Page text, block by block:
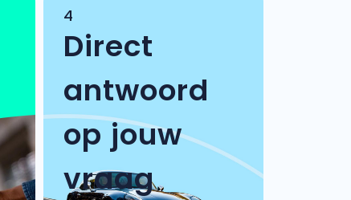
4
Direct
antwoord
op jouw
vraag